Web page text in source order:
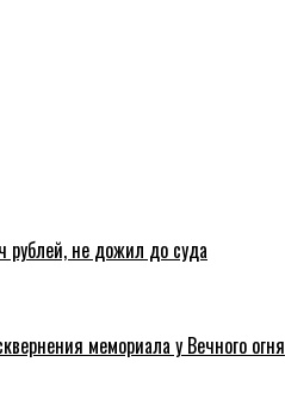
рублей, не дожил до суда
мемориала у Вечного огня